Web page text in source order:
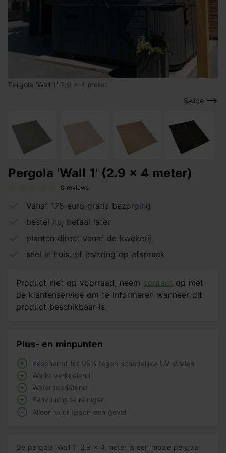
Swipe
Pergola 'Wall 1' 2,9 x 4 meter
Pergola 'Wall 1' (2.9 x 4 meter)
0 reviews
Vanaf 175 euro gratis bezorging
bestel nu, betaal later
planten direct vanaf de kwekerij
snel in huis, of levering op afspraak
Product niet op voorraad, neem contact op met
de klantenservice om te informeren wanneer dit
product beschikbaar is.
Plus- en minpunten
Beschermt tot 95% tegen schadelijke UV-stralen
Werkt verkoelend
Waterdoorlatend
Eenvoudig te reinigen
Alleen voor tegen een gevel
De pergola ‘Wall 1’ 2,9 x 4 meter is een mooie pergola